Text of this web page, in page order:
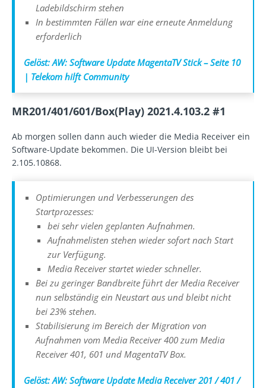
Ladebildschirm stehen
In bestimmten Fällen war eine erneute Anmeldung
erforderlich
Gelöst: AW: Software Update MagentaTV Stick – Seite 10
| Telekom hilft Community
MR201/401/601/Box(Play) 2021.4.103.2 #1
Ab morgen sollen dann auch wieder die Media Receiver ein
Software-Update bekommen. Die UI-Version bleibt bei
2.105.10868.
Optimierungen und Verbesserungen des
Startprozesses:
bei sehr vielen geplanten Aufnahmen.
Aufnahmelisten stehen wieder sofort nach Start
zur Verfügung.
Media Receiver startet wieder schneller.
Bei zu geringer Bandbreite führt der Media Receiver
nun selbständig ein Neustart aus und bleibt nicht
bei 23% stehen.
Stabilisierung im Bereich der Migration von
Aufnahmen vom Media Receiver 400 zum Media
Receiver 401, 601 und MagentaTV Box.
Gelöst: AW: Software Update Media Receiver 201 / 401 /